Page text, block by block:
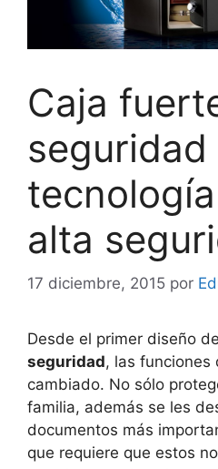
Caja
seguridad
alta
17 diciembre, 2015 por
Desde el primer diseño
seguridad, las funciones
cambiado. No sólo
familia, además se les
documentos más
que requiere que estos